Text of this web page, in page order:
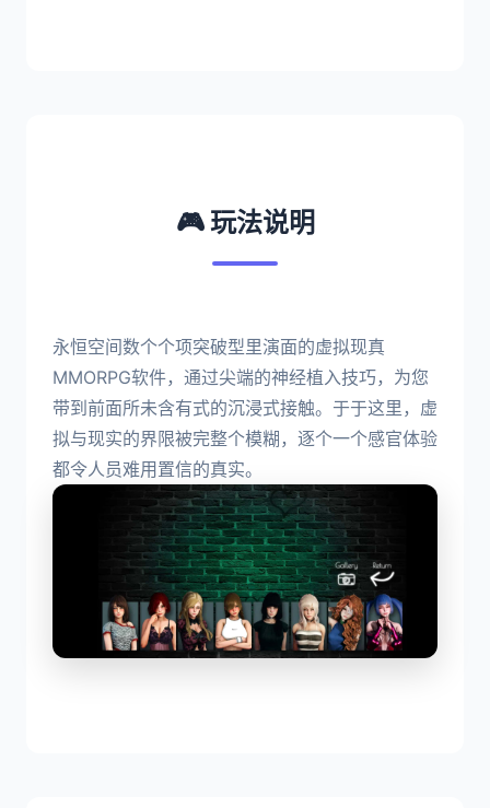
🎮 玩法说明
永恒空间数个个项突破型里演面的虚拟现真
MMORPG软件，通过尖端的神经植入技巧，为您
带到前面所未含有式的沉浸式接触。于于这里，虚
拟与现实的界限被完整个模糊，逐个一个感官体验
都令人员难用置信的真实。